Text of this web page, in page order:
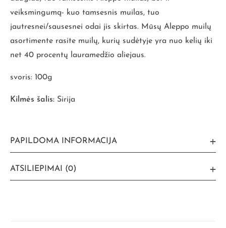
veiksmingumą- kuo tamsesnis muilas, tuo
jautresnei/sausesnei odai jis skirtas. Mūsų Aleppo muilų
asortimente rasite muilų, kurių sudėtyje yra nuo kelių iki
net 40 procentų lauramedžio aliejaus.
svoris: 100g
Kilmės šalis: Sirija
PAPILDOMA INFORMACIJA
ATSILIEPIMAI (0)